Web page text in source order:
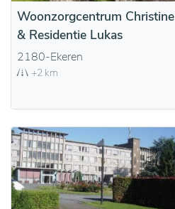
Woonzorgcentrum Christine
& Residentie Lukas
2180-Ekeren
+2 km